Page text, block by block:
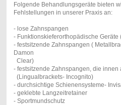
Folgende Behandlungsgeräte bieten
Fehlstellungen in unserer Praxis an:
- lose Zahnspangen
- Funktionskieferorthopädische Geräte
- festsitzende Zahnspangen (
Damon
Clear)
- festsitzende Zahnspangen, die
(Lingualbrackets- Incognito)
- durchsichtige Schienensysteme-
- geklebte Langzeitretainer
- Sportmundschutz